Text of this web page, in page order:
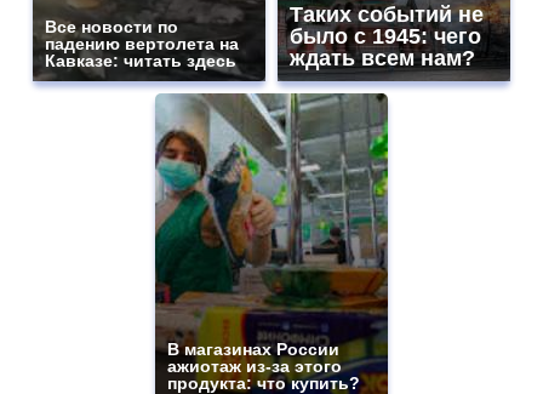
Все новости по
падению вертолета на
Кавказе: читать здесь
Таких событий не
было с 1945: чего
ждать всем нам?
В магазинах России
ажиотаж из-за этого
продукта: что купить?